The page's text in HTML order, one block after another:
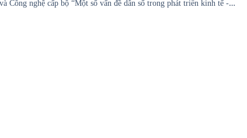
Công nghệ cấp bộ “Một số vấn đề dân số trong phát triển kinh tế -…